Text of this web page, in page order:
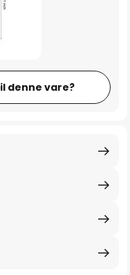
denne vare?